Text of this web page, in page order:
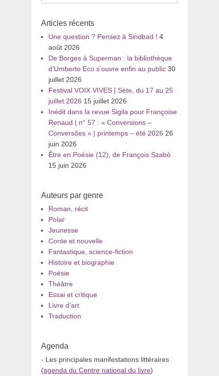
pour
Articles récents
Une question ? Pensez à Sindbad ! 4
août 2026
De Borges à Superman : la bibliothèque
d’Umberto Eco s’ouvre enfin au public 30
juillet 2026
Festival VOIX VIVES | Sète, du 17 au 25
juillet 2026 15 juillet 2026
Inédit dans la revue Sigila pour Françoise
Renaud | n° 57 : « Conversions –
Conversões » | printemps – été 2026 26
juin 2026
Être en Poésie (12), de François Szabó
15 juin 2026
Auteurs par genre
Roman, récit
Polar
Jeunesse
Conte et nouvelle
Fantastique, science-fiction
Histoire et biographie
Poésie
Théâtre
Essai et critique
Livre d’art
Traduction
Agenda
- Les principales manifestations littéraires
(agenda du Centre national du livre)